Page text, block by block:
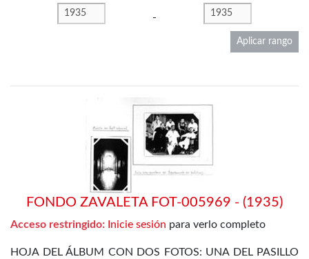
-
Aplicar rango
FONDO ZAVALETA FOT-005969 - (1935)
Acceso restringido: Inicie sesión para verlo completo
HOJA DEL ÁLBUM CON DOS FOTOS: UNA DEL PASILLO